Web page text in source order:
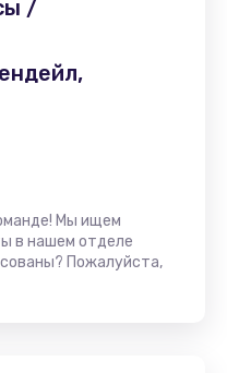
/
Мы ищем
в нашем отделе
Пожалуйста,